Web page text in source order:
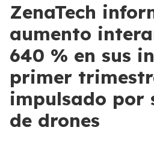
ZenaTech
aumento
640 % en sus
primer
impulsado por
de drones